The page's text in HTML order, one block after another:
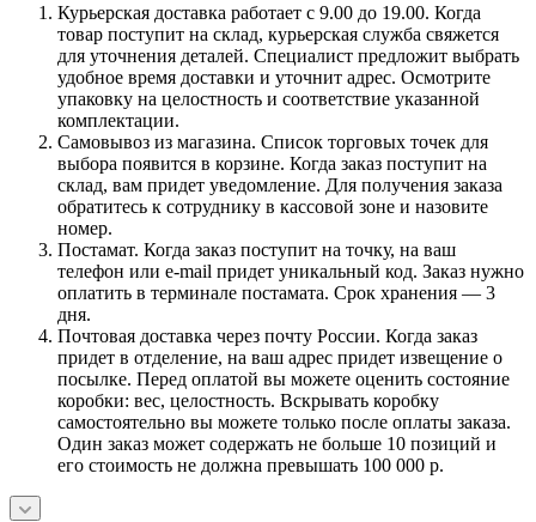
Курьерская доставка работает с 9.00 до 19.00. Когда
товар поступит на склад, курьерская служба свяжется
для уточнения деталей. Специалист предложит выбрать
удобное время доставки и уточнит адрес. Осмотрите
упаковку на целостность и соответствие указанной
комплектации.
Самовывоз из магазина. Список торговых точек для
выбора появится в корзине. Когда заказ поступит на
склад, вам придет уведомление. Для получения заказа
обратитесь к сотруднику в кассовой зоне и назовите
номер.
Постамат. Когда заказ поступит на точку, на ваш
телефон или e-mail придет уникальный код. Заказ нужно
оплатить в терминале постамата. Срок хранения — 3
дня.
Почтовая доставка через почту России. Когда заказ
придет в отделение, на ваш адрес придет извещение о
посылке. Перед оплатой вы можете оценить состояние
коробки: вес, целостность. Вскрывать коробку
самостоятельно вы можете только после оплаты заказа.
Один заказ может содержать не больше 10 позиций и
его стоимость не должна превышать 100 000 р.